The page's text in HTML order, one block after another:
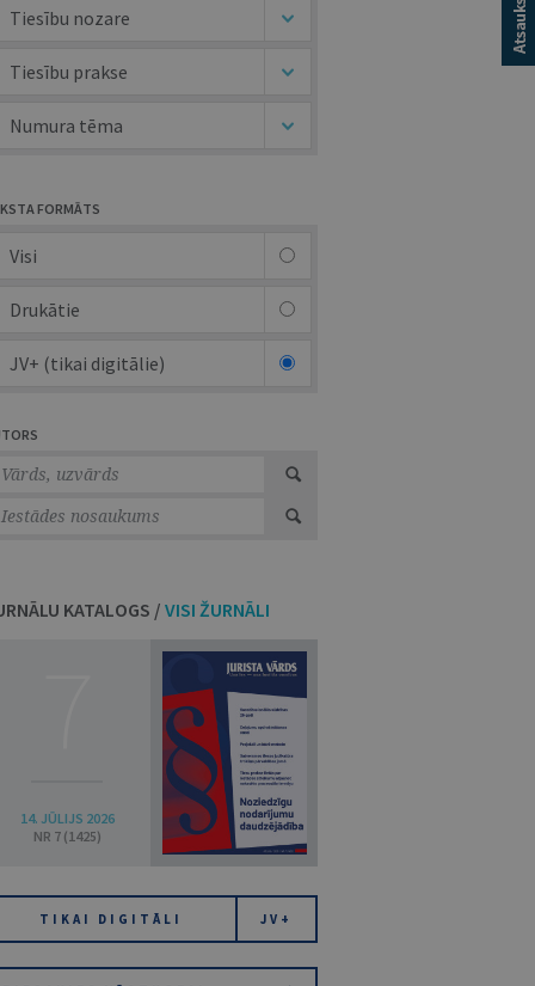
Tiesību nozare
Tiesību prakse
Numura tēma
FORMĀTS
Visi
Drukātie
JV+ (tikai digitālie)
KATALOGS /VISI ŽURNĀLI
14. JŪLIJS 2026
NR 7 (1425)
TIKAI DIGITĀLI JV+